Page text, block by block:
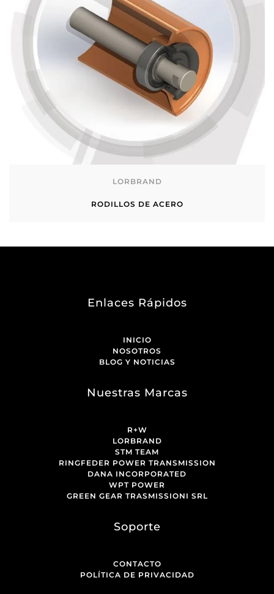
LORBRAND
RODILLOS DE ACERO
Enlaces Rápidos
INICIO
NOSOTROS
BLOG Y NOTICIAS
Nuestras Marcas
R+W
LORBRAND
STM TEAM
RINGFEDER POWER TRANSMISSION
DANA INCORPORATED
WPT POWER
GREEN GEAR TRASMISSIONI SRL
Soporte
CONTACTO
POLÍTICA DE PRIVACIDAD